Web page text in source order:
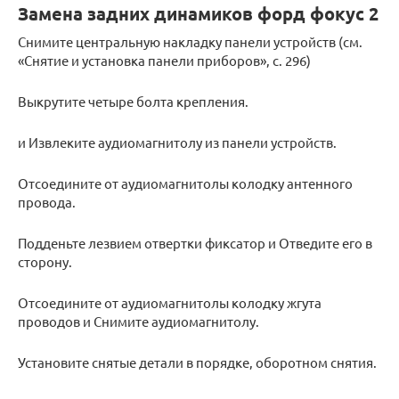
Замена задних динамиков форд фокус 2
Снимите центральную накладку панели устройств (см.
«Снятие и установка панели приборов», с. 296)
Выкрутите четыре болта крепления.
и Извлеките аудиомагнитолу из панели устройств.
Отсоедините от аудиомагнитолы колодку антенного
провода.
Подденьте лезвием отвертки фиксатор и Отведите его в
сторону.
Отсоедините от аудиомагнитолы колодку жгута
проводов и Снимите аудиомагнитолу.
Установите снятые детали в порядке, оборотном снятия.